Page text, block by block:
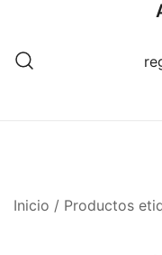
contenido
Inicio / Productos